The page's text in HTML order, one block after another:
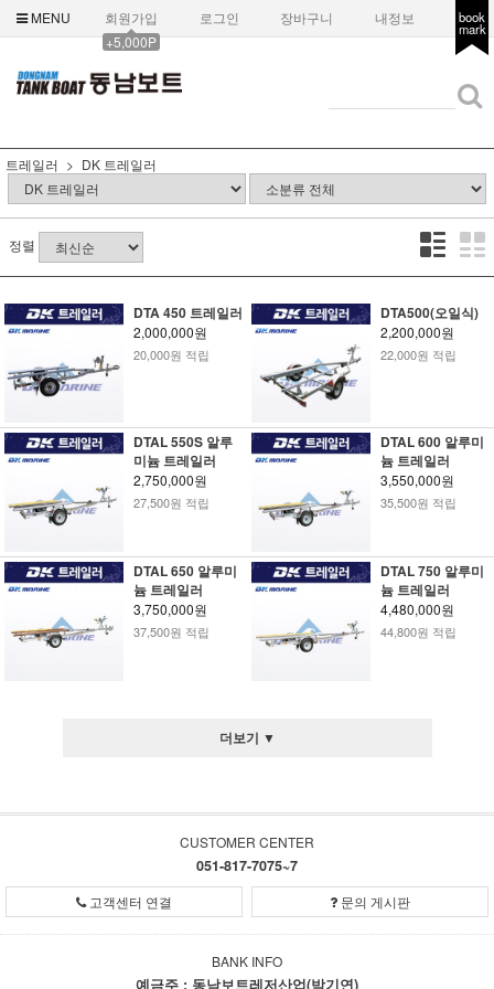
MENU
회원가입
+5,000P
로그인 장바구니 내정보 book
mark
트레일러 DK 트레일러
정렬
DTA 450 트레일러
2,000,000원
20,000원 적립
DTA500(오일식)
2,200,000원
22,000원 적립
DTAL 550S 알루
미늄 트레일러
2,750,000원
27,500원 적립
DTAL 600 알루미
늄 트레일러
3,550,000원
35,500원 적립
DTAL 650 알루미
늄 트레일러
3,750,000원
37,500원 적립
DTAL 750 알루미
늄 트레일러
4,480,000원
44,800원 적립
더보기 ▼
CUSTOMER CENTER
051-817-7075~7
고객센터 연결 문의 게시판
BANK INFO
예금주 : 동남보트레저산업(박기연)